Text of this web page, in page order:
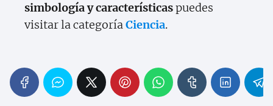
simbología y característicaspuedes
visitar la categoríaCiencia.